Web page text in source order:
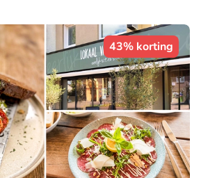
43% korting